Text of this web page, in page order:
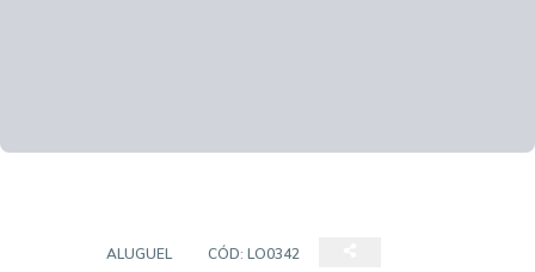
ALUGUEL CÓD: LO0342